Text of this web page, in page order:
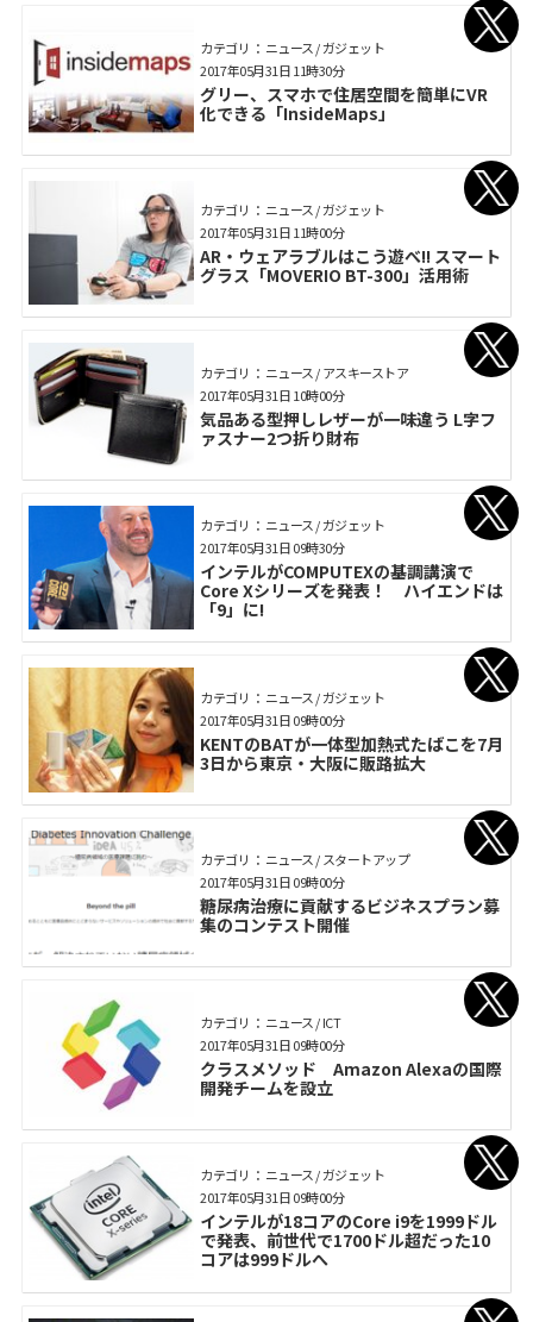
カテゴリ： ニュース / ガジェット
グリー、スマホで住居空間を簡単にVR
化できる「InsideMaps」
2017年05月31日 11時30分
カテゴリ： ニュース / ガジェット
AR・ウェアラブルはこう遊べ!! スマート
グラス「MOVERIO BT-300」活用術
2017年05月31日 11時00分
カテゴリ： ニュース / アスキーストア
気品ある型押しレザーが一味違う L字フ
ァスナー2つ折り財布
2017年05月31日 10時00分
カテゴリ： ニュース / ガジェット
インテルがCOMPUTEXの基調講演で
Core Xシリーズを発表！ ハイエンドは
「9」に!
2017年05月31日 09時30分
カテゴリ： ニュース / ガジェット
KENTのBATが一体型加熱式たばこを7月
3日から東京・大阪に販路拡大
2017年05月31日 09時00分
カテゴリ： ニュース / スタートアップ
糖尿病治療に貢献するビジネスプラン募
集のコンテスト開催
2017年05月31日 09時00分
カテゴリ： ニュース / ICT
クラスメソッド Amazon Alexaの国際
開発チームを設立
2017年05月31日 09時00分
カテゴリ： ニュース / ガジェット
インテルが18コアのCore i9を1999ドル
で発表、前世代で1700ドル超だった10
コアは999ドルへ
2017年05月31日 09時00分